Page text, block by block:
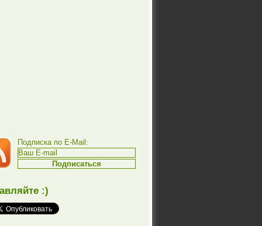
Подписка по E-Mail:
:)